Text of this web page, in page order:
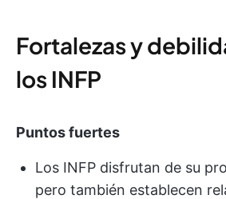
Fortalezas y
los INFP
Puntos fuertes
Los INFP disfrutan de su
pero también establecen